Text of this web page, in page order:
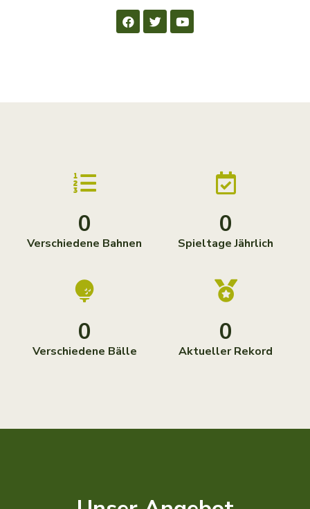
0
Verschiedene Bahnen
0
Spieltage Jährlich
0
Verschiedene Bälle
0
Aktueller Rekord